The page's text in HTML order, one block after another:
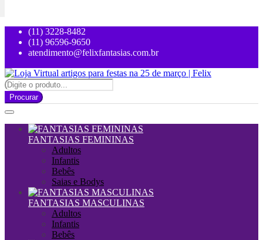
(11) 3228-8482
(11) 96596-9650
atendimento@felixfantasias.com.br
Procurar
FANTASIAS FEMININAS
Adultos
Infantis
Bebês
Saias e Bodys
FANTASIAS MASCULINAS
Adultos
Infantis
Bebês